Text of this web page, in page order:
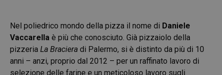
Nel poliedrico mondo della pizza il nome di Daniele
Vaccarella è più che conosciuto. Già pizzaiolo della
pizzeria La Braciera di Palermo, si è distinto da più di 10
anni – anzi, proprio dal 2012 – per un raffinato lavoro di
selezione delle farine e un meticoloso lavoro sugli